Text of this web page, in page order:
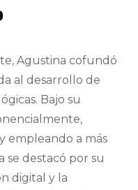
Agustina cofundó
al desarrollo de
Bajo su
empleando a más
se destacó por su
digital y la